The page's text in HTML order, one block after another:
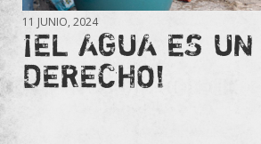
11 JUNIO, 2024
¡EL AGUA ES UN
DERECHO!